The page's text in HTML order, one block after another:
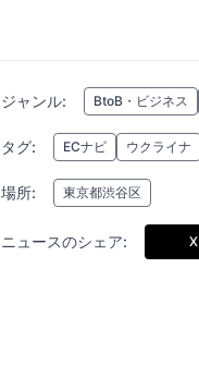
ジャンル: BtoB・ビジネス
タグ: ECナビ ウクライナ
場所: 東京都渋谷区
ニュースのシェア: X